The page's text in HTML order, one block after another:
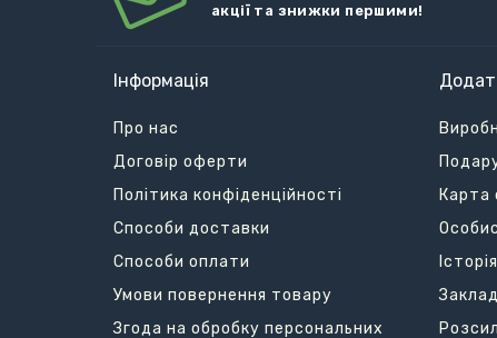
акції та знижки першими!
Інформація
Про нас
Договір оферти
Політика конфіденційності
Способи доставки
Способи оплати
Умови повернення товару
Згода на обробку персональних
Карта